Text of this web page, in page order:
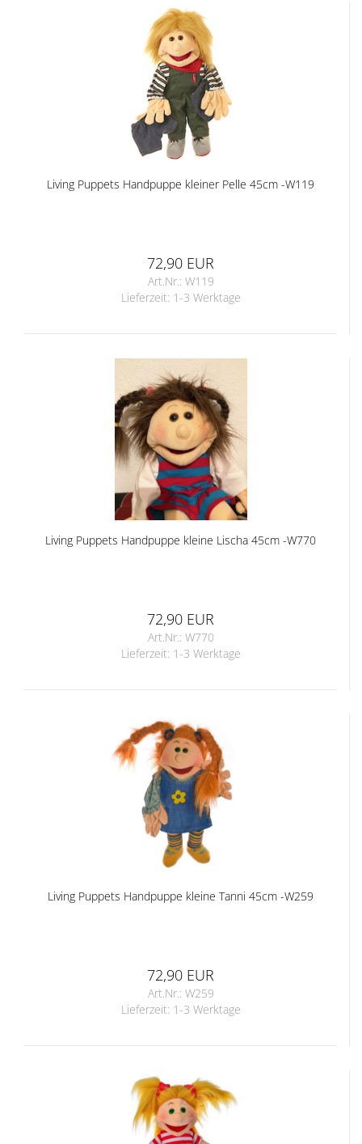
Living Puppets Handpuppe kleiner Pelle 45cm -W119
72,90 EUR
Art.Nr.: W119
Lieferzeit: 1-3 Werktage
Living Puppets Handpuppe kleine Lischa 45cm -W770
72,90 EUR
Art.Nr.: W770
Lieferzeit: 1-3 Werktage
Living Puppets Handpuppe kleine Tanni 45cm -W259
72,90 EUR
Art.Nr.: W259
Lieferzeit: 1-3 Werktage